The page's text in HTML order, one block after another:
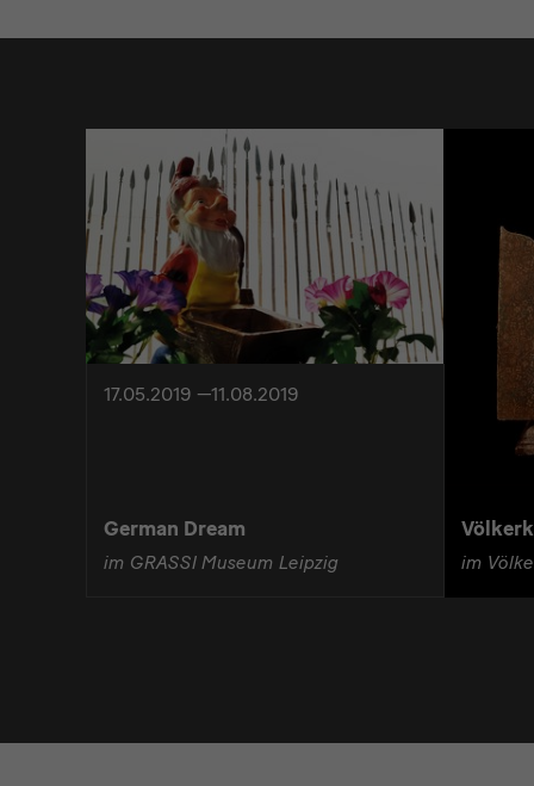
17.05.2019 —11.08.2019
German Dream
im GRASSI Museum Leipzig im